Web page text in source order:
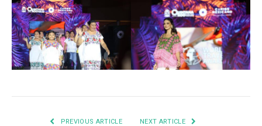
PREVIOUS ARTICLE NEXT ARTICLE